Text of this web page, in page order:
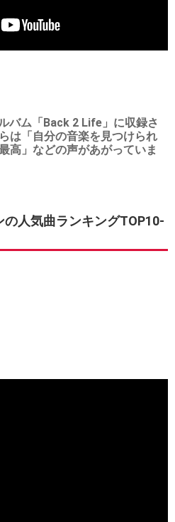
バム「Back 2 Life」に収録さ
は「自分の音楽を見つけられ
高」などの声があがっていま
人気曲ランキングTOP10-